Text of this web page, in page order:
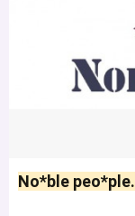
No*blе peo*ple.